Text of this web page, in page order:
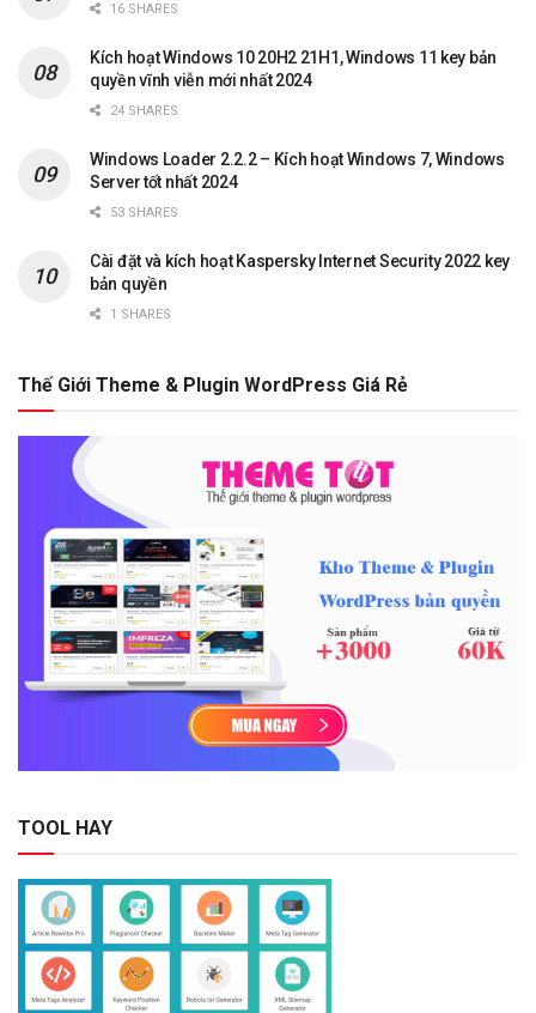
16 SHARES
Kích hoạt Windows 10 20H2 21H1, Windows 11 key bản
quyền vĩnh viễn mới nhất 2024
24 SHARES
Windows Loader 2.2.2 – Kích hoạt Windows 7, Windows
Server tốt nhất 2024
53 SHARES
Cài đặt và kích hoạt Kaspersky Internet Security 2022 key
bản quyền
1 SHARES
Thế Giới Theme & Plugin WordPress Giá Rẻ
TOOL HAY